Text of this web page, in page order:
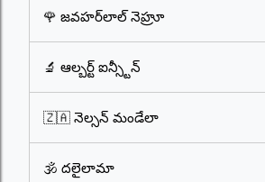
🌹 జవహర్‌లాల్ నెహ్రూ
🔬 ఆల్బర్ట్ ఐన్స్టీన్
🇿🇦 నెల్సన్ మండేలా
🕉️ దలైలామా